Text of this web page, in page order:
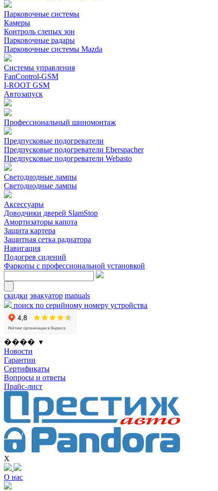
Парковочные системы
Камеры
Контроль слепых зон
Парковочные радары
Парковочные системы Mazda
Системы управления
FanControl-GSM
I-ROOT GSM
Автозапуск
Профессиональный шиномонтаж
Предпусковые подогреватели
Предпусковые подогреватели Eberspacher
Предпусковые подогреватели Webasto
Светодиодные лампы
Светодиодные лампы
Аксессуары
Доводчики дверей SlamStop
Амортизаторы капота
Защита картера
Защитная сетка радиатора
Навигация
Подогрев сидений
Фаркопы с профессиональной установкой
скидки эвакуатор manuals
поиск по серийному номеру устройства
���� ▾
Новости
Гарантии
Сертификаты
Вопросы и ответы
Прайс-лист
X
О нас